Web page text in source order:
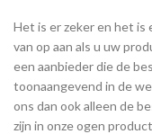
Het is er zeker en het is
van op aan als u uw
een aanbieder die de
toonaangevend in de
ons dan ook alleen de
zijn in onze ogen